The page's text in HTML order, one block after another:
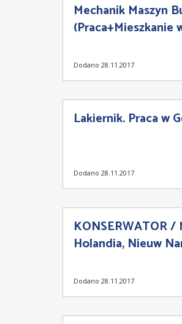
Mechanik Maszyn
(Praca+Mieszkanie
Dodano 28.11.2017
Lakiernik. Praca w
Dodano 28.11.2017
KONSERWATOR /
Holandia, Nieuw
Dodano 28.11.2017